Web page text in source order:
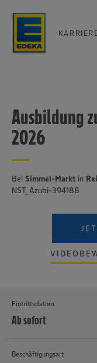
Ausbildung
2026
Bei Simmel-Markt in
NST_Azubi-394188
Eintrittsdatum
Ab sofort
Beschäftigungsart